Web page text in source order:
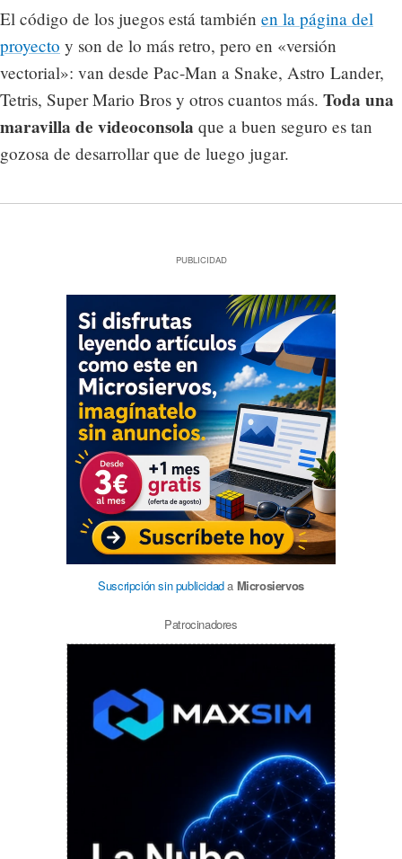
El código de los juegos está también en la página del
proyecto y son de lo más retro, pero en «versión
vectorial»: van desde Pac-Man a Snake, Astro Lander,
Tetris, Super Mario Bros y otros cuantos más. Toda una
maravilla de videoconsola que a buen seguro es tan
gozosa de desarrollar que de luego jugar.
PUBLICIDAD
Suscripción sin publicidada Microsiervos
Patrocinadores